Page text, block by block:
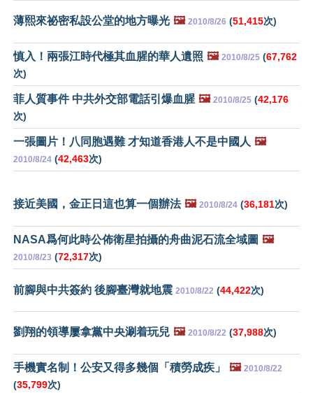
薄熙來祕密私設公堂的地方曝光 🖼️ 2010/8/26 (51,415次)
慎入！兩張江時代極其血腥的華人遺照 🖼️ 2010/8/25 (67,762
次)
菲人質事件 中共外交部電話引爆血腥 🖼️ 2010/8/25 (42,176
次)
一張圖片！八同胞遇難 才知道香港人不是中國人 🖼️
2010/8/24 (42,463次)
接近美國，金正日這也算一個辦法 🖼️ 2010/8/24 (36,181次)
NASA爲何此時公佈衛星拍攝的舟曲泥石流全域圖 🖼️
2010/8/23 (72,317次)
前腳與中共簽約 後腳臺灣就地震 2010/8/22 (44,422次)
劉翔的領導屢拿黨中央涮着玩兒 🖼️ 2010/8/22 (37,988次)
手機實名制！公安又得多幾個「積勞成疾」 🖼️ 2010/8/22
(35,799次)